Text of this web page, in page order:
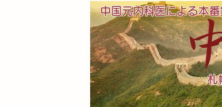
中国元内科医による本
札